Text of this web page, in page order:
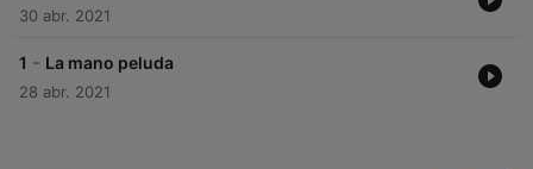
30 abr. 2021
1 - La mano peluda
28 abr. 2021